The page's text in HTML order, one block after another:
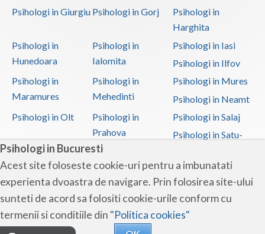
Psihologi in Bucuresti
Acest site foloseste cookie-uri pentru a imbunatati
experienta dvoastra de navigare. Prin folosirea site-ului
sunteti de acord sa folositi cookie-urile conform cu
termenii si conditiile din "Politica cookies"
Psihologi in Giurgiu Psihologi in Gorj
Psihologi in
Harghita
Psihologi in
Hunedoara
Psihologi in
Ialomita
Psihologi in Iasi
Psihologi in Ilfov
Psihologi in
Maramures
Psihologi in
Mehedinti
Psihologi in Mures
Psihologi in Neamt
Psihologi in Olt
Psihologi in
Prahova
Psihologi in Salaj
Psihologi in Satu-
Psihologi in Sibiu
Psihologi in
Suceava
Psihologi in
Teleorman
Psihologi in Timis
Psihologi in Tulcea Psihologi in Valcea
Psihologi in Vaslui
Psihologi in